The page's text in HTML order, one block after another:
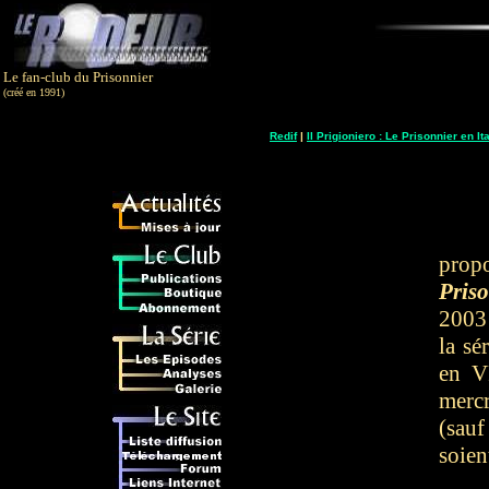
Le fan-club du Prisonnier
(créé en 1991)
Redif| Il Prigioniero : Le Prisonnier en
la
en